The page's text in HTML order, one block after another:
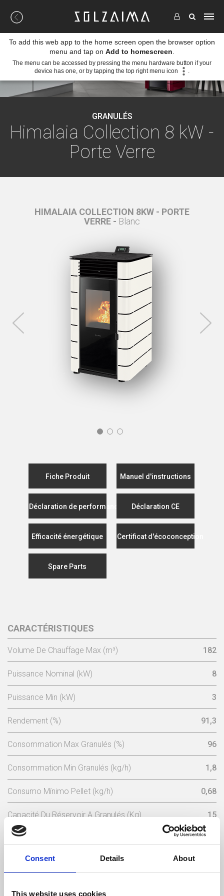
Consent Details About
This website uses cookies
GRANULÉS
Himalaia Collection 8 kW -
Porte Verre
HIMALAIA COLLECTION 8KW - PORTE
VERRE - Blanc
Fiche Produit Manuel d'instructions
Déclaration de performance Déclaration CE
Efficacité énergétique Certificat d'écoconception
Spare Parts
CARACTÉRISTIQUES
Volume De Chauffage Max (m³) 182
Puissance Nominal (kW) 8
Puissance Min (kW) 3
Rendement (%) 91,3
Consommation Max Granulés (%) 96
Consommation Min Granulés (kg/h) 1,8
Consumo Mínimo Pellet (kg/h) 0,68
Capacité Du Réservoir A Granulés (Kg) 15
Puissance Électrique Nominale (w) 102 (máx 362)
Tension Nominale (V)
To add this web app to the home screen open the browser option
menu and tap on Add to homescreen
The menu can be accessed by pressing the menu hardware button if your
device has one, or by tapping the top right menu icon
.